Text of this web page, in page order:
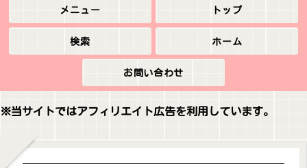
メニュー トップ
検索 ホーム
お問い合わせ
※当サイトではアフィリエイト広告を利用しています。